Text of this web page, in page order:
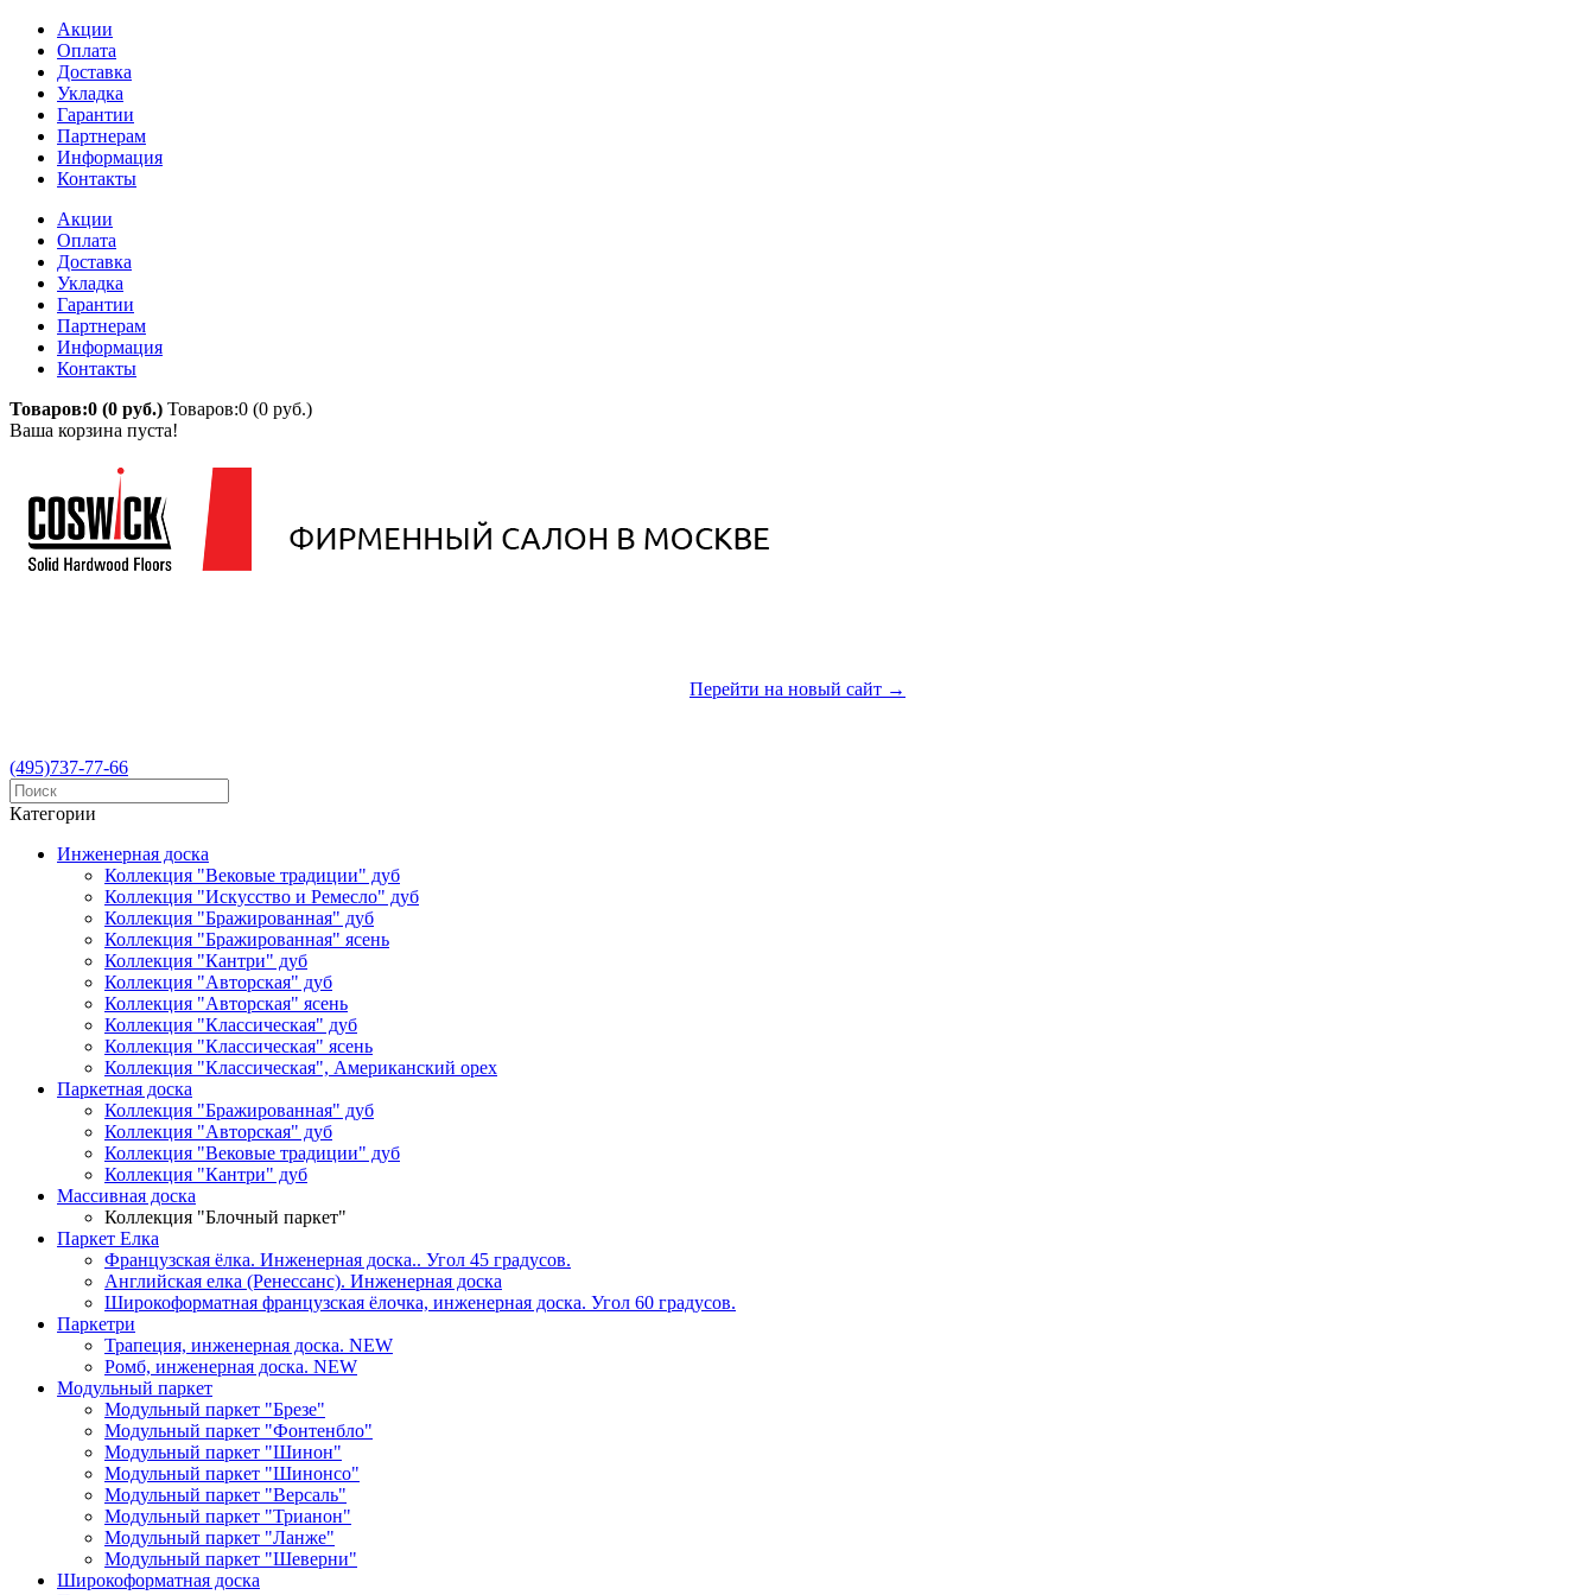
Акции
Оплата
Доставка
Укладка
Гарантии
Партнерам
Информация
Контакты
Акции
Оплата
Доставка
Укладка
Гарантии
Партнерам
Информация
Контакты
Товаров:0 (0 руб.) Товаров:0 (0 руб.)
Ваша корзина пуста!
Перейти на новый сайт →
(495)737-77-66
Категории
Инженерная доска
Коллекция "Вековые традиции" дуб
Коллекция "Искусство и Ремесло" дуб
Коллекция "Бражированная" дуб
Коллекция "Бражированная" ясень
Коллекция "Кантри" дуб
Коллекция "Авторская" дуб
Коллекция "Авторская" ясень
Коллекция "Классическая" дуб
Коллекция "Классическая" ясень
Коллекция "Классическая", Американский орех
Паркетная доска
Коллекция "Бражированная" дуб
Коллекция "Авторская" дуб
Коллекция "Вековые традиции" дуб
Коллекция "Кантри" дуб
Массивная доска
Коллекция "Блочный паркет"
Паркет Елка
Французская ёлка. Инженерная доска.. Угол 45 градусов.
Английская елка (Ренессанс). Инженерная доска
Широкоформатная французская ёлочка, инженерная доска. Угол 60 градусов.
Паркетри
Трапеция, инженерная доска. NEW
Ромб, инженерная доска. NEW
Модульный паркет
Модульный паркет "Брезе"
Модульный паркет "Фонтенбло"
Модульный паркет "Шинон"
Модульный паркет "Шинонсо"
Модульный паркет "Версаль"
Модульный паркет "Трианон"
Модульный паркет "Ланже"
Модульный паркет "Шеверни"
Широкоформатная доска